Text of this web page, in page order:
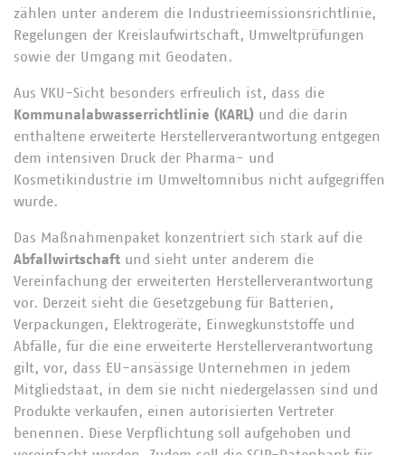
zählen unter anderem die Industrieemissionsrichtlinie,
Regelungen der Kreislaufwirtschaft, Umweltprüfungen
sowie der Umgang mit Geodaten.
Aus VKU-Sicht besonders erfreulich ist, dass die
Kommunalabwasserrichtlinie (KARL) und die darin
enthaltene erweiterte Herstellerverantwortung entgegen
dem intensiven Druck der Pharma- und
Kosmetikindustrie im Umweltomnibus nicht aufgegriffen
wurde.
Das Maßnahmenpaket konzentriert sich stark auf die
Abfallwirtschaft und sieht unter anderem die
Vereinfachung der erweiterten Herstellerverantwortung
vor. Derzeit sieht die Gesetzgebung für Batterien,
Verpackungen, Elektrogeräte, Einwegkunststoffe und
Abfälle, für die eine erweiterte Herstellerverantwortung
gilt, vor, dass EU-ansässige Unternehmen in jedem
Mitgliedstaat, in dem sie nicht niedergelassen sind und
Produkte verkaufen, einen autorisierten Vertreter
benennen. Diese Verpflichtung soll aufgehoben und